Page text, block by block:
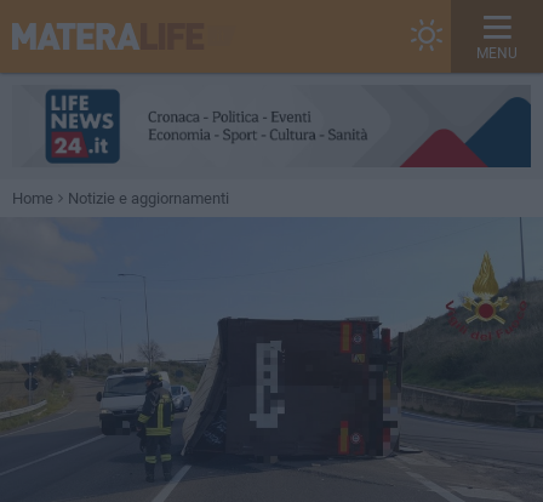
MENU
Home Notizie e aggiornamenti